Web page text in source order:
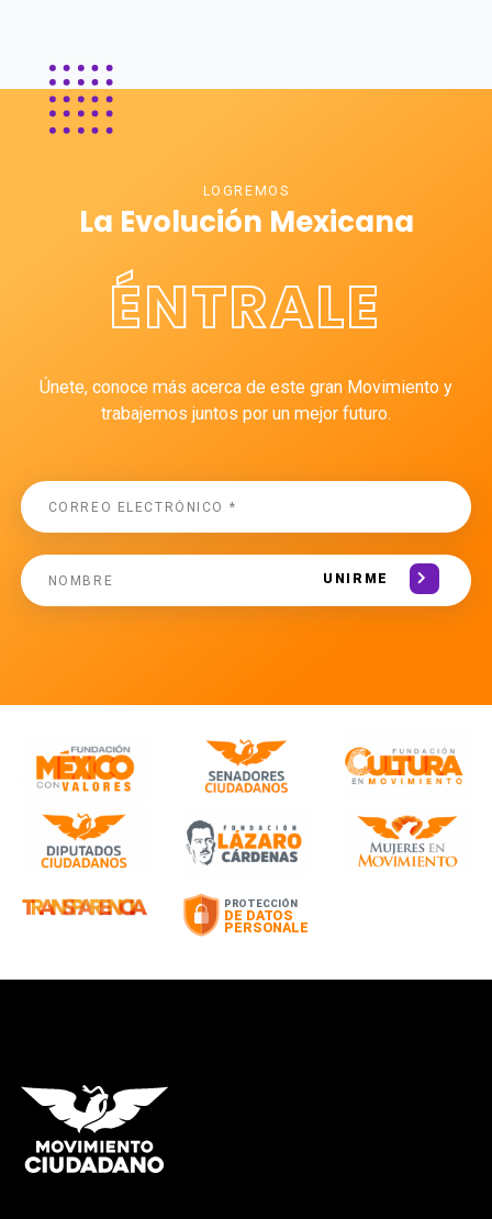
LOGREMOS
La Evolución Mexicana
ÉNTRALE
Únete, conoce más acerca de este gran Movimiento y
trabajemos juntos por un mejor futuro.
UNIRME